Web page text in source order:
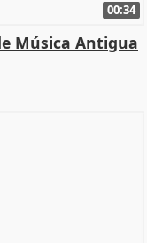
00:34
Música Antigua